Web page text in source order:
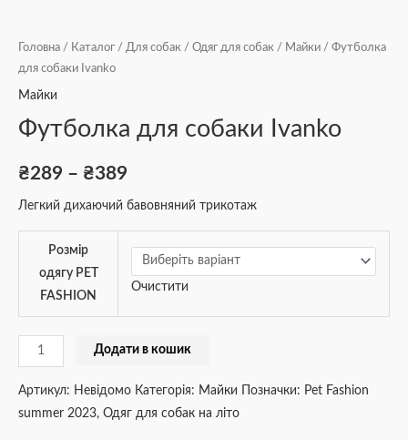
Головна / Каталог / Для собак / Одяг для собак / Майки / Футболка
для собаки Ivanko
Майки
Футболка для собаки Ivanko
₴289 – ₴389
Легкий дихаючий бавовняний трикотаж
Розмір
одягу PET
FASHION
Очистити
Додати в кошик
Артикул: Невідомо Категорія: Майки Позначки: Pet Fashion
summer 2023, Одяг для собак на літо